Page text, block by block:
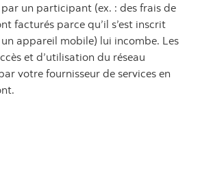
par un participant (ex. : des frais de
facturés parce qu’il s’est inscrit
appareil mobile) lui incombe. Les
et d’utilisation du réseau
votre fournisseur de services en